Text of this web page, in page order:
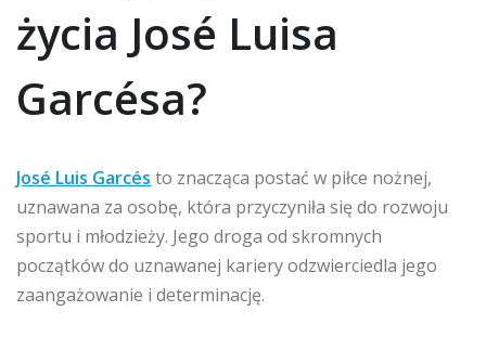
życia José Luisa
Garcésa?
José Luis Garcés to znacząca postać w piłce nożnej,
uznawana za osobę, która przyczyniła się do rozwoju
sportu i młodzieży. Jego droga od skromnych
początków do uznawanej kariery odzwierciedla jego
zaangażowanie i determinację.